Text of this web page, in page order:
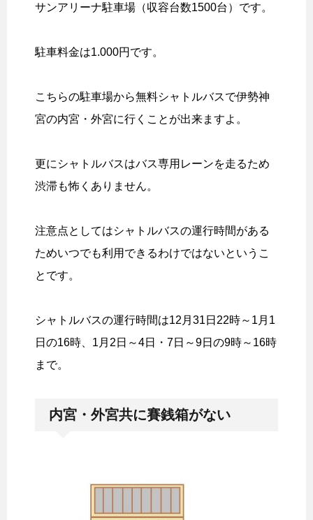
サンアリーナ駐車場（収容台数1500台）です。
駐車料金は1.000円です。
こちらの駐車場から無料シャトルバスで伊勢神
宮の内宮・外宮に行くことが出来ますよ。
更にシャトルバスはバス専用レーンを走るため
渋滞も怖くありません。
注意点としてはシャトルバスの運行時間がある
ためいつでも利用できるわけではないというこ
とです。
シャトルバスの運行時間は12月31日22時～1月1
日の16時、1月2日～4日・7日～9日の9時～16時
まで。
内宮・外宮共に賽銭箱がない